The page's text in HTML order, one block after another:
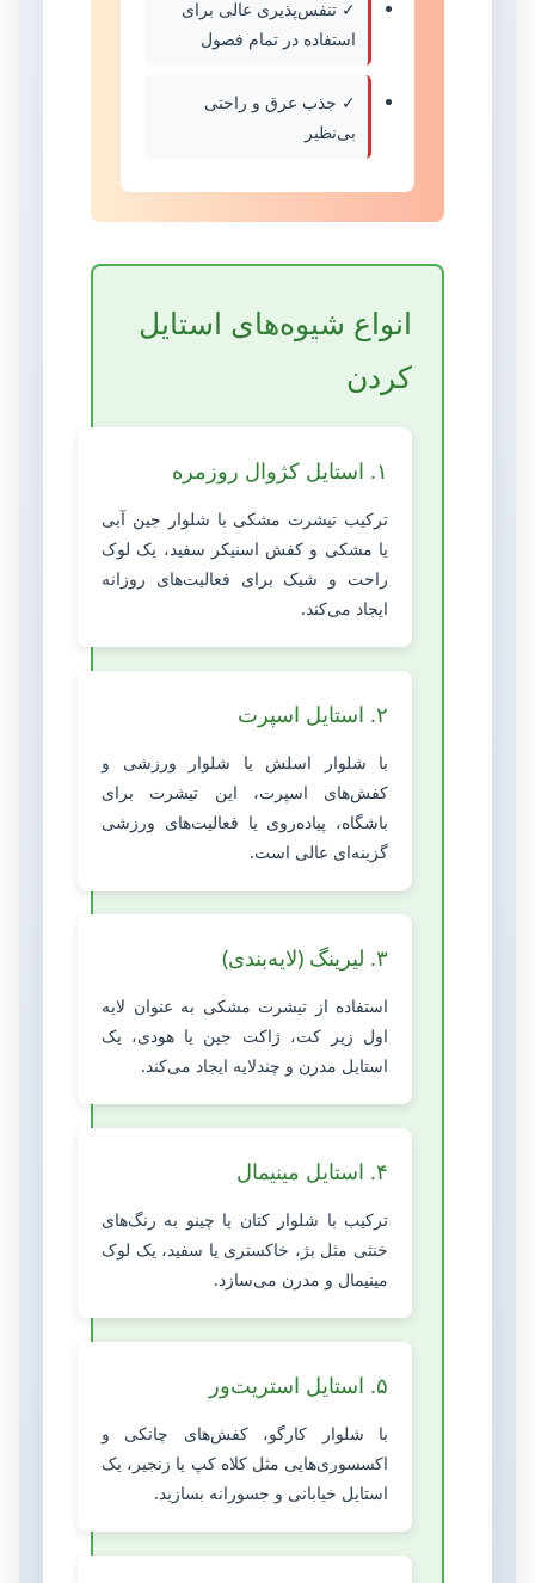
✓ تنفس‌پذیری عالی برای
استفاده در تمام فصول
✓ جذب عرق و راحتی
بی‌نظیر
انواع شیوه‌های استایل
کردن
۱. استایل کژوال روزمره
ترکیب تیشرت مشکی با شلوار جین آبی
یا مشکی و کفش اسنیکر سفید، یک لوک
راحت و شیک برای فعالیت‌های روزانه
ایجاد می‌کند.
۲. استایل اسپرت
با شلوار اسلش یا شلوار ورزشی و
کفش‌های اسپرت، این تیشرت برای
باشگاه، پیاده‌روی یا فعالیت‌های ورزشی
گزینه‌ای عالی است.
۳. لیرینگ (لایه‌بندی)
استفاده از تیشرت مشکی به عنوان لایه
اول زیر کت، ژاکت جین یا هودی، یک
استایل مدرن و چندلایه ایجاد می‌کند.
۴. استایل مینیمال
ترکیب با شلوار کتان یا چینو به رنگ‌های
خنثی مثل بژ، خاکستری یا سفید، یک لوک
مینیمال و مدرن می‌سازد.
۵. استایل استریت‌ور
با شلوار کارگو، کفش‌های چانکی و
اکسسوری‌هایی مثل کلاه کپ یا زنجیر، یک
استایل خیابانی و جسورانه بسازید.